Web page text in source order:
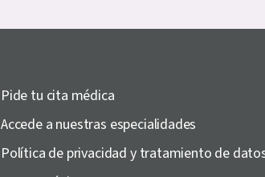
Pide tu cita médica
Accede a nuestras especialidades
Política de privacidad y tratamiento de